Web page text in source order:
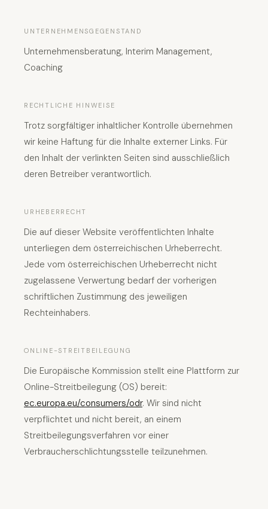
UNTERNEHMENSGEGENSTAND
Unternehmensberatung, Interim Management,
Coaching
RECHTLICHE HINWEISE
Trotz sorgfältiger inhaltlicher Kontrolle übernehmen
wir keine Haftung für die Inhalte externer Links. Für
den Inhalt der verlinkten Seiten sind ausschließlich
deren Betreiber verantwortlich.
URHEBERRECHT
Die auf dieser Website veröffentlichten Inhalte
unterliegen dem österreichischen Urheberrecht.
Jede vom österreichischen Urheberrecht nicht
zugelassene Verwertung bedarf der vorherigen
schriftlichen Zustimmung des jeweiligen
Rechteinhabers.
ONLINE-STREITBEILEGUNG
Die Europäische Kommission stellt eine Plattform zur
Online-Streitbeilegung (OS) bereit:
ec.europa.eu/consumers/odr. Wir sind nicht
verpflichtet und nicht bereit, an einem
Streitbeilegungsverfahren vor einer
Verbraucherschlichtungsstelle teilzunehmen.